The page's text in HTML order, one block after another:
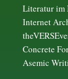
Literatur im
Internet
Concrete
Asemic